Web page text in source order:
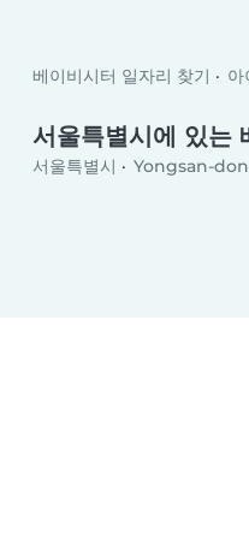
베이비시터 일자리 찾기 아
서울특별시에 있는
서울특별시 Yongsan-